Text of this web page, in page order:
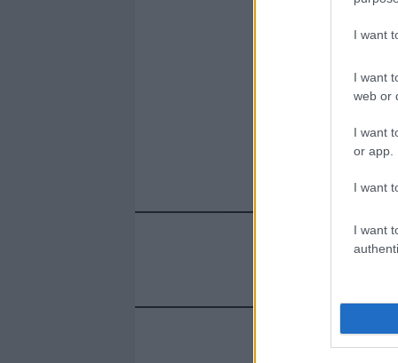
I want
I want
web or
I want
or app.
I want
I want